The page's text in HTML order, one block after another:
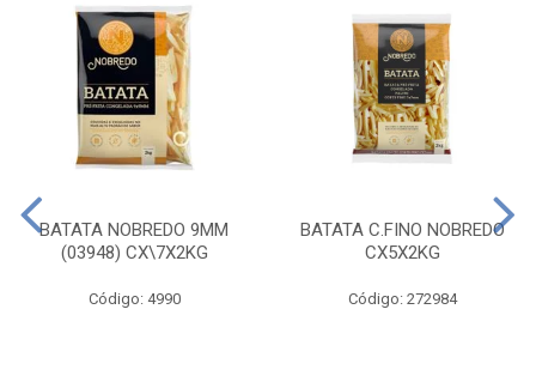
BATATA NOBREDO 9MM
(03948) CX\7X2KG
Código: 4990
BATATA C.FINO NOBREDO
CX5X2KG
Código: 272984